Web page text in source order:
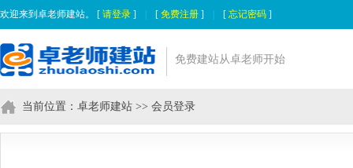
欢迎来到卓老师建站。 [ 请登录 ] [ 免费注册 ] [ 忘记密码 ]
免费建站从卓老师开始
当前位置： 卓老师建站 >> 会员登录